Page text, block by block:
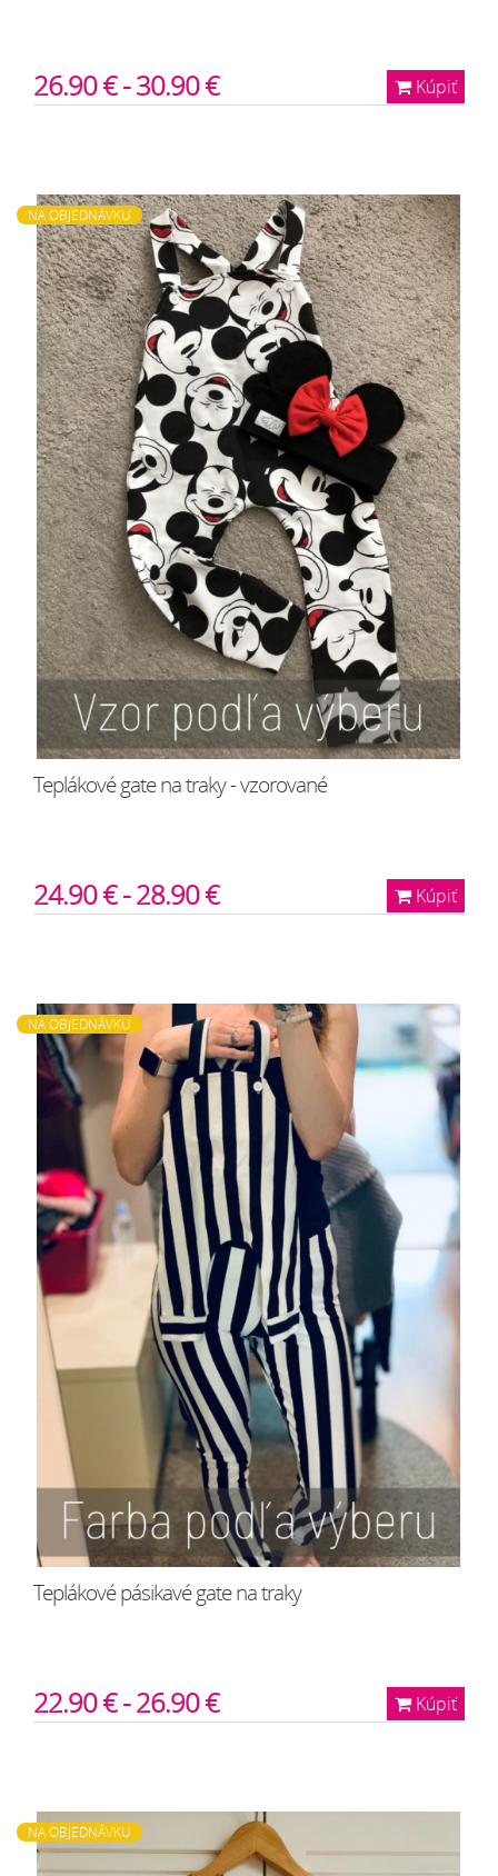
Kúpiť
26.90 € - 30.90 €
NA OBJEDNÁVKU
Teplákové gate na traky - vzorované
Kúpiť
24.90 € - 28.90 €
NA OBJEDNÁVKU
Teplákové pásikavé gate na traky
Kúpiť
22.90 € - 26.90 €
NA OBJEDNÁVKU